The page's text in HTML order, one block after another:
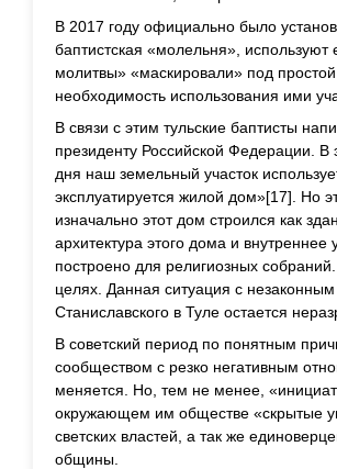
В 2017 году официально было
баптистская «молельня»,
молитвы» «маскировали» под
необходимость использования ими
В связи с этим тульские баптисты
президенту Российской Федерации. В
дня наш земельный участок
эксплуатируется жилой дом»[17]. Но
изначально этот дом строился как
архитектура этого дома и
построено для религиозных
целях. Данная ситуация с
Станиславского в Туле остается
В советский период по понятным
сообществом с резко негативным
меняется. Но, тем не менее,
окружающем им обществе «скрытые
светских властей, а так же
общины.